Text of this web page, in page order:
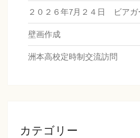
２０２６年7月２４日 ビアガ
壁画作成
洲本高校定時制交流訪問
カテゴリー